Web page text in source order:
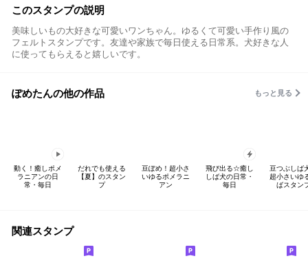
このスタンプの説明
美味しいもの大好きな可愛いワンちゃん。ゆるくて可愛い手作り風の
フェルトスタンプです。友達や家族で毎日使える日常系。犬好きな人
に使ってもらえると嬉しいです。
ぽめたんの他の作品 もっと見る
動く！癒しポメ
ラニアンの日
常・毎日
だれでも使える
【夏】のスタン
プ
豆ぽめ！超小さ
いゆるポメラニ
アン
飛び出る☆癒し
しば犬の日常・
毎日
豆つぶしば
超小さいゆ
ばスタン
関連スタンプ